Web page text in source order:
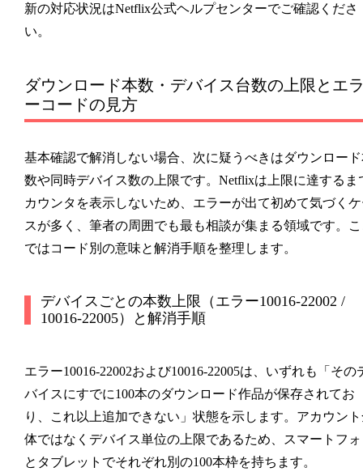
新の対応状況はNetflix公式ヘルプセンターでご確認くださ
い。
ダウンロード本数・デバイス台数の上限とエ
ーコードの見方
基本確認で解消しない場合、次に疑うべきはダウンロー
数や同時デバイス数の上限です。Netflixは上限に達するま
カウンタを表示しないため、エラーが出て初めて気づく
スが多く、筆者の周囲でも最も相談が集まる領域です。
ではコード別の意味と解消手順を整理します。
デバイスごとの本数上限（エラー10016-22002 /
10016-22005）と解消手順
エラー10016-22002および10016-22005は、いずれも「その
バイスにすでに100本のダウンロード作品が保存されてお
り、これ以上追加できない」状態を示します。アカウン
体ではなくデバイス単位の上限であるため、スマートフ
とタブレットでそれぞれ別の100本枠を持ちます。